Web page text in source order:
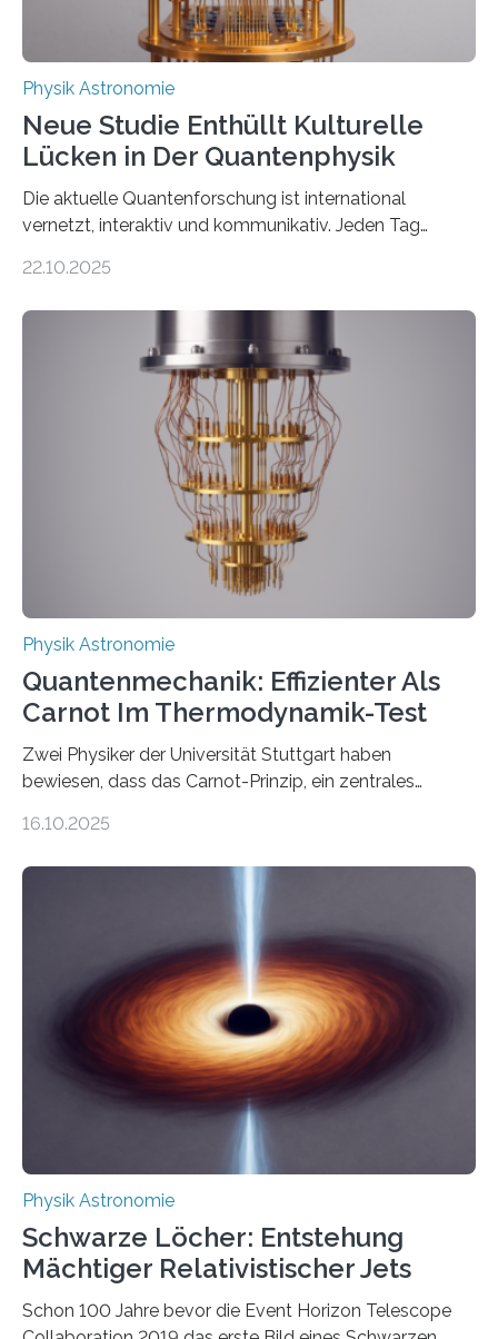
Physik Astronomie
Neue Studie Enthüllt Kulturelle
Lücken in Der Quantenphysik
Die aktuelle Quantenforschung ist international
vernetzt, interaktiv und kommunikativ. Jeden Tag
oft von Autor*innen, die eng zusammenarbeiten. Neue
werden schnell weiterentwickelt. Dies ist der Alltag in
der Forschung der Quantentheorie, die dieses Jahr 100
Jahre alt geworden ist, weshalb die UNESCO 2025 zum
Internationalen Jahr der Quantenwissenschaft und -
technologie ausgerufen hat. Doch nun hat eine
internationale Forschungsgruppe um den
22.10.2025
Physik Astronomie
Quantenmechanik: Effizienter Als
Carnot Im Thermodynamik-Test
Zwei Physiker der Universität Stuttgart haben
bewiesen, dass das Carnot-Prinzip, ein zentrales
Größenordnung von Atomen gilt, deren physikalische
Quantenmotoren voranbringen. Das
Wissenschaftsjournal Science Advances veröffentlichte
die Herleitung. (DOI: 10.1126/sciadv.adw8462)
Verbrennungsmotoren oder Dampfturbinen sind
Wärmekraftmaschinen: Sie wandeln thermische
Energie in mechanische Bewegung um – oder anders
ausgedrückt, Wärme in Bewegung. In
quantenmechanischen Experimenten ist es in den…
16.10.2025
Physik Astronomie
Schwarze Löcher: Entstehung
Mächtiger Relativistischer Jets
Schon 100 Jahre bevor die Event Horizon Telescope